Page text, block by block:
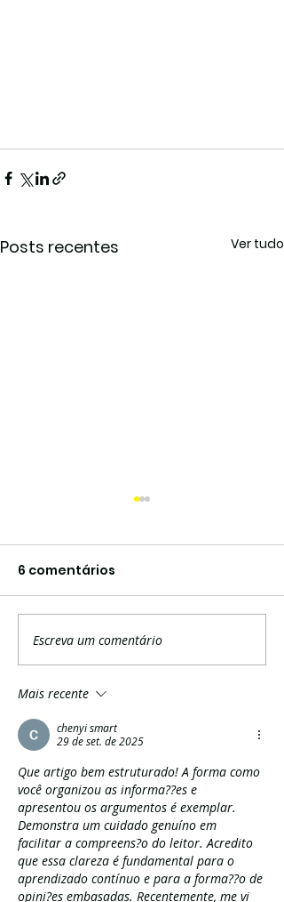
Posts recentes Ver tudo
Matrículas abertas
para o EJA SESI
oferecem
gratuita para concluir
os estudos em Não-
Me-Toque
6 comentários
Escreva um comentário
Mais recente
chenyi smart
29 de set. de 2025
Que artigo bem estruturado! A forma como
você organizou as informa??es e
apresentou os argumentos é exemplar.
Demonstra um cuidado genuíno em
facilitar a compreens?o do leitor. Acredito
que essa clareza é fundamental para o
aprendizado contínuo e para a forma??o de
opini?es embasadas. Recentemente, me vi